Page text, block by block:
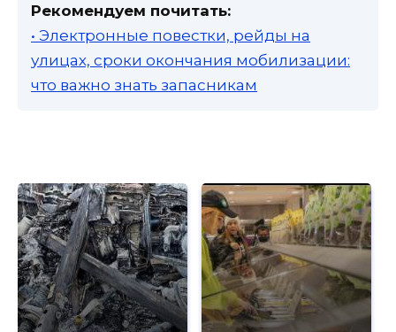
Рекомендуем почитать:
• Электронные повестки, рейды на
улицах, сроки окончания мобилизации:
что важно знать запасникам